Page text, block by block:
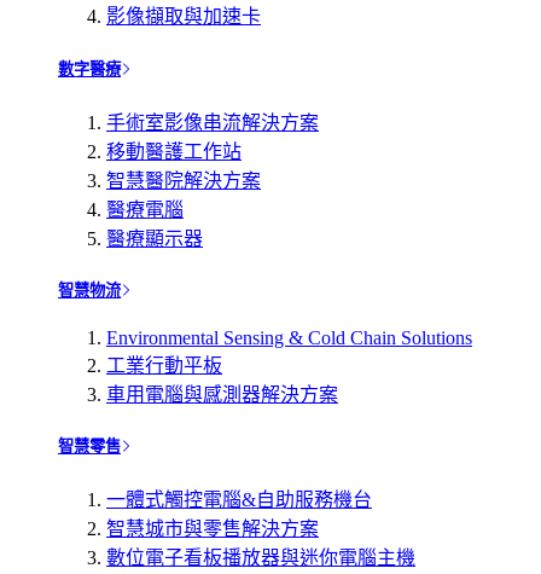
影像擷取與加速卡
數字醫療
手術室影像串流解決方案
移動醫護工作站
智慧醫院解決方案
醫療電腦
醫療顯示器
智慧物流
Environmental Sensing & Cold Chain Solutions
工業行動平板
車用電腦與感測器解決方案
智慧零售
一體式觸控電腦&自助服務機台
智慧城市與零售解決方案
數位電子看板播放器與迷你電腦主機